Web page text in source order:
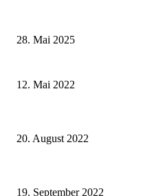
28. Mai 2025
12. Mai 2022
20. August 2022
19. September 2022